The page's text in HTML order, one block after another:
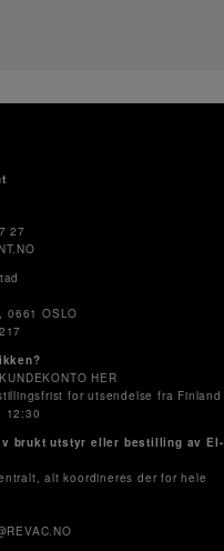
27
0661 OSLO
HER
for utsendelse fra Finland
12:30
brukt utstyr eller bestilling av El-
alt koordineres der for hele